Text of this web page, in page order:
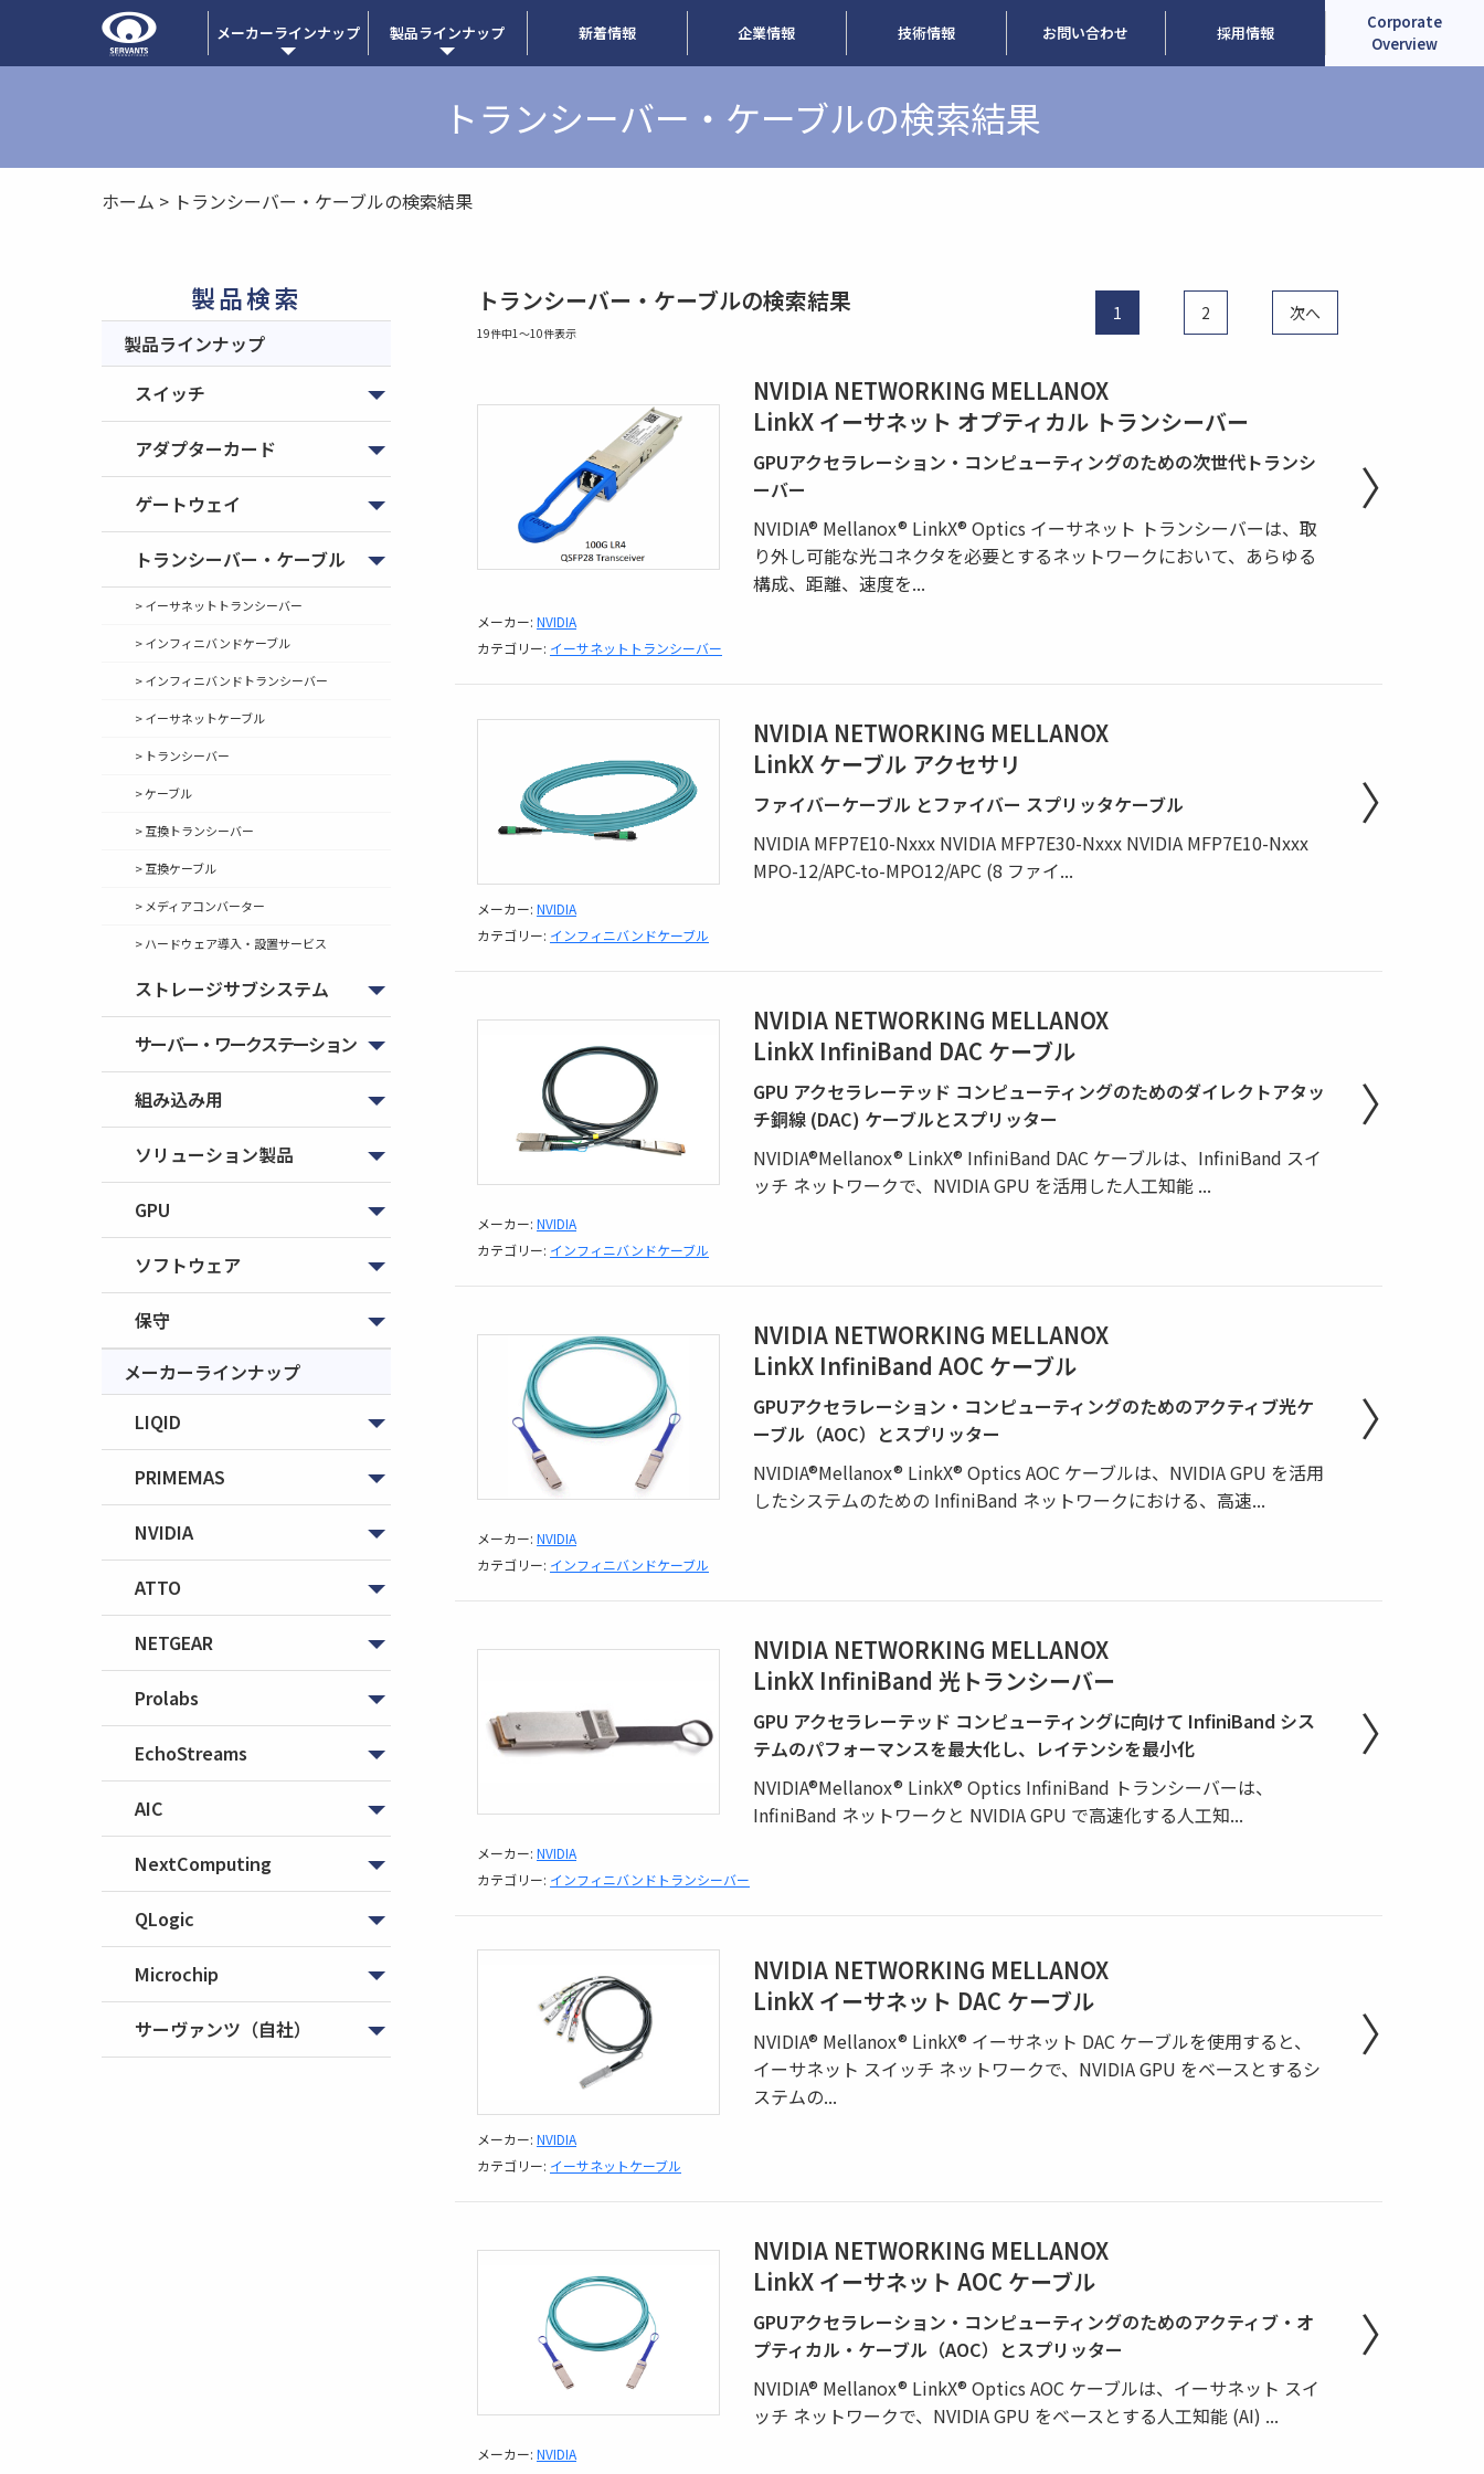
メーカーラインナップ 製品ラインナップ 新着情報 企業情報 技術情報 お問い合わせ 採用情報
Corporate
Overview
トランシーバー・ケーブルの検索結果
ホーム > トランシーバー・ケーブルの検索結果
製品検索
製品ラインナップ
スイッチ
アダプターカード
ゲートウェイ
トランシーバー・ケーブル
> イーサネットトランシーバー
> インフィニバンドケーブル
> インフィニバンドトランシーバー
> イーサネットケーブル
> トランシーバー
> ケーブル
> 互換トランシーバー
> 互換ケーブル
> メディアコンバーター
> ハードウェア導入・設置サービス
ストレージサブシステム
サーバー・ワークステーション
組み込み用
ソリューション製品
GPU
ソフトウェア
保守
メーカーラインナップ
LIQID
PRIMEMAS
NVIDIA
ATTO
NETGEAR
Prolabs
EchoStreams
AIC
NextComputing
QLogic
Microchip
サーヴァンツ（自社）
トランシーバー・ケーブルの検索結果
19件中1〜10件表示
1 2 次へ
NVIDIA NETWORKING MELLANOX
LinkX イーサネット オプティカル トランシーバー
GPUアクセラレーション・コンピューティングのための次世代トランシ
ーバー
NVIDIA® Mellanox® LinkX® Optics イーサネット トランシーバーは、取
り外し可能な光コネクタを必要とするネットワークにおいて、あらゆる
構成、距離、速度を...
メーカー: NVIDIA
カテゴリー: イーサネットトランシーバー
NVIDIA NETWORKING MELLANOX
LinkX ケーブル アクセサリ
ファイバーケーブル とファイバー スプリッタケーブル
NVIDIA MFP7E10-Nxxx NVIDIA MFP7E30-Nxxx NVIDIA MFP7E10-Nxxx
MPO-12/APC-to-MPO12/APC (8 ファイ...
メーカー: NVIDIA
カテゴリー: インフィニバンドケーブル
NVIDIA NETWORKING MELLANOX
LinkX InfiniBand DAC ケーブル
GPU アクセラレーテッド コンピューティングのためのダイレクトアタッ
チ銅線 (DAC) ケーブルとスプリッター
NVIDIA®Mellanox® LinkX® InfiniBand DAC ケーブルは、InfiniBand スイ
ッチ ネットワークで、NVIDIA GPU を活用した人工知能 ...
メーカー: NVIDIA
カテゴリー: インフィニバンドケーブル
NVIDIA NETWORKING MELLANOX
LinkX InfiniBand AOC ケーブル
GPUアクセラレーション・コンピューティングのためのアクティブ光ケ
ーブル（AOC）とスプリッター
NVIDIA®Mellanox® LinkX® Optics AOC ケーブルは、NVIDIA GPU を活用
したシステムのための InfiniBand ネットワークにおける、高速...
メーカー: NVIDIA
カテゴリー: インフィニバンドケーブル
NVIDIA NETWORKING MELLANOX
LinkX InfiniBand 光トランシーバー
GPU アクセラレーテッド コンピューティングに向けて InfiniBand シス
テムのパフォーマンスを最大化し、レイテンシを最小化
NVIDIA®Mellanox® LinkX® Optics InfiniBand トランシーバーは、
InfiniBand ネットワークと NVIDIA GPU で高速化する人工知...
メーカー: NVIDIA
カテゴリー: インフィニバンドトランシーバー
NVIDIA NETWORKING MELLANOX
LinkX イーサネット DAC ケーブル
NVIDIA® Mellanox® LinkX® イーサネット DAC ケーブルを使用すると、
イーサネット スイッチ ネットワークで、NVIDIA GPU をベースとするシ
ステムの...
メーカー: NVIDIA
カテゴリー: イーサネットケーブル
NVIDIA NETWORKING MELLANOX
LinkX イーサネット AOC ケーブル
GPUアクセラレーション・コンピューティングのためのアクティブ・オ
プティカル・ケーブル（AOC）とスプリッター
NVIDIA® Mellanox® LinkX® Optics AOC ケーブルは、イーサネット スイ
ッチ ネットワークで、NVIDIA GPU をベースとする人工知能 (AI) ...
メーカー: NVIDIA